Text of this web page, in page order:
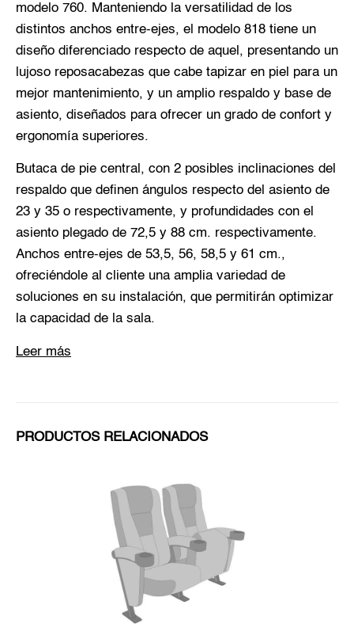
modelo 760. Manteniendo la versatilidad de los
distintos anchos entre-ejes, el modelo 818 tiene un
diseño diferenciado respecto de aquel, presentando un
lujoso reposacabezas que cabe tapizar en piel para un
mejor mantenimiento, y un amplio respaldo y base de
asiento, diseñados para ofrecer un grado de confort y
ergonomía superiores.
Butaca de pie central, con 2 posibles inclinaciones del
respaldo que definen ángulos respecto del asiento de
23 y 35 o respectivamente, y profundidades con el
asiento plegado de 72,5 y 88 cm. respectivamente.
Anchos entre-ejes de 53,5, 56, 58,5 y 61 cm.,
ofreciéndole al cliente una amplia variedad de
soluciones en su instalación, que permitirán optimizar
la capacidad de la sala.
Leer más
PRODUCTOS RELACIONADOS